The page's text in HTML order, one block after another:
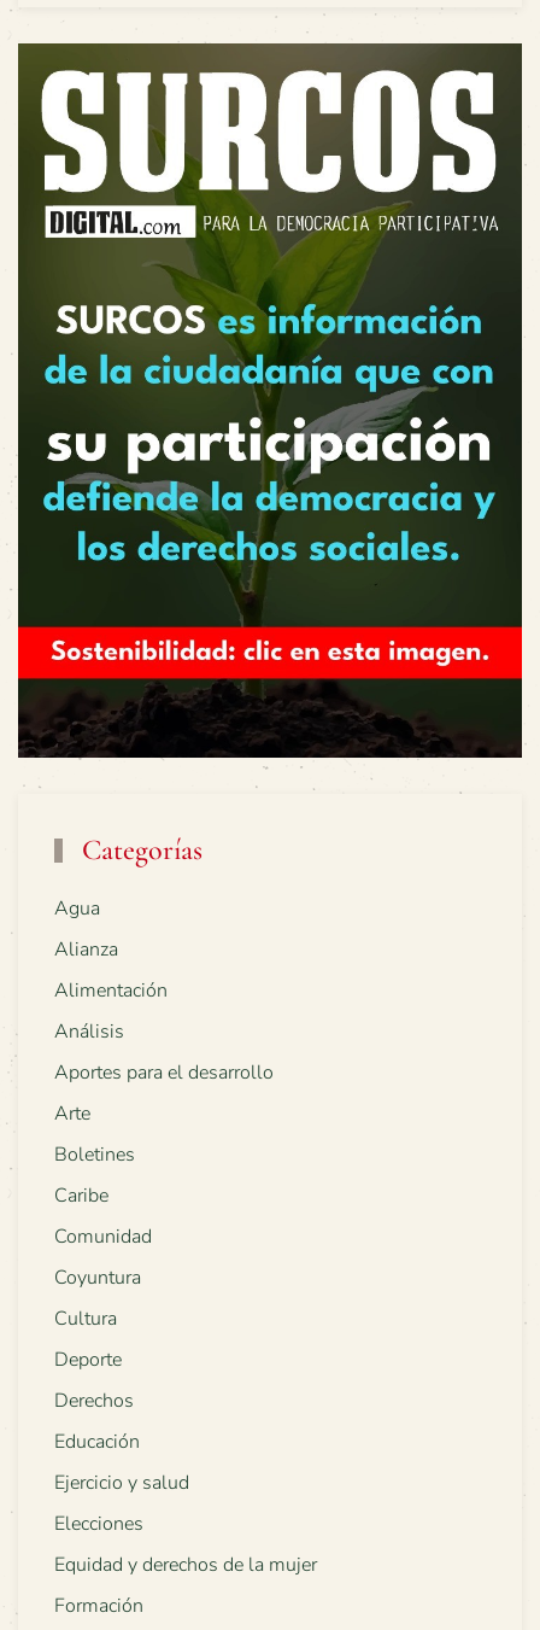
Categorías
Agua
Alianza
Alimentación
Análisis
Aportes para el desarrollo
Arte
Boletines
Caribe
Comunidad
Coyuntura
Cultura
Deporte
Derechos
Educación
Ejercicio y salud
Elecciones
Equidad y derechos de la mujer
Formación